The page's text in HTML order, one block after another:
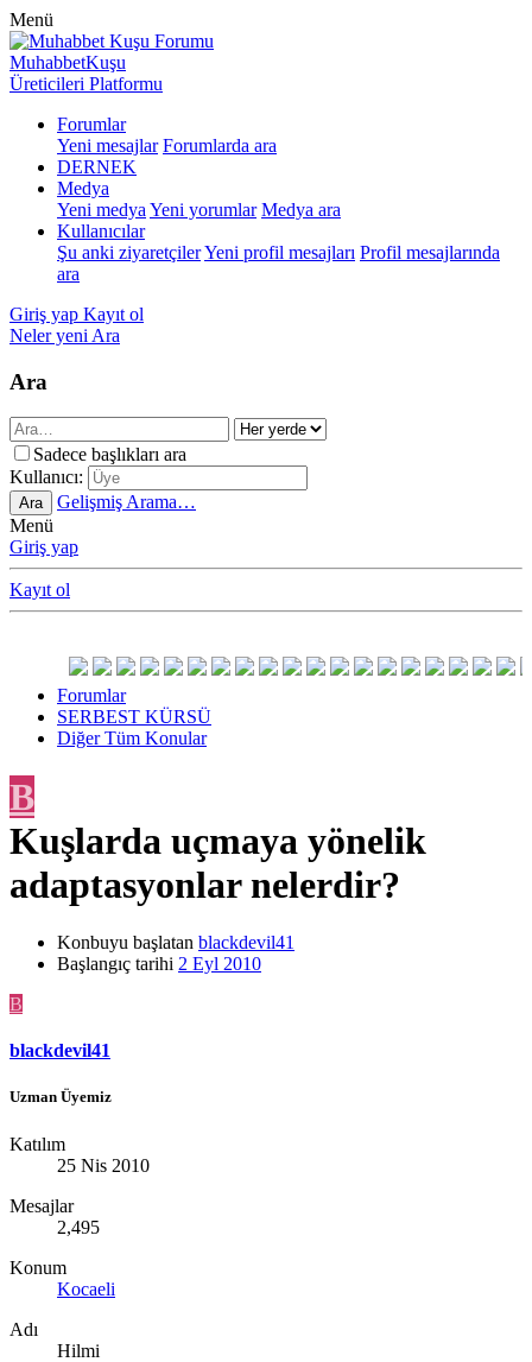
Menü
MuhabbetKuşu
Üreticileri Platformu
Forumlar
Yeni mesajlar Forumlarda ara
DERNEK
Medya
Yeni medya Yeni yorumlar Medya ara
Kullanıcılar
Şu anki ziyaretçilerYeni profil mesajları Profil mesajlarında
ara
Giriş yap Kayıt ol
Neler yeni Ara
Ara
Sadece başlıkları ara
Kullanıcı:
Ara
Gelişmiş Arama…
Menü
Giriş yap
Kayıt ol
Forumlar
SERBEST KÜRSÜ
Diğer Tüm Konular
B
Kuşlarda uçmaya yönelik
adaptasyonlar nelerdir?
Konbuyu başlatan blackdevil41
Başlangıç tarihi 2 Eyl 2010
B
blackdevil41
Uzman Üyemiz
Katılım
25 Nis 2010
Mesajlar
2,495
Konum
Kocaeli
Adı
Hilmi